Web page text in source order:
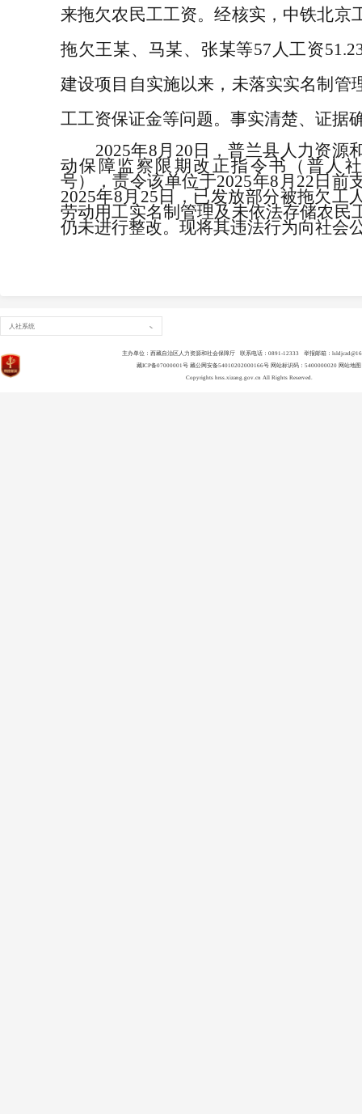
来拖欠农民工工资。经核实，中铁北京
拖欠王某、马某、张某等57 人工资
建设项目自实施以来，未落实实名制管
工工资保证金等问题。事实清楚、证据
2025年8 月 20 日，普兰县人力资源
动保障监察限期改正指令书（普人
号），责令该单位于2025年8 月 22 日前
2025年8 月 25 日，已发放部分被拖欠工
劳动用工实名制管理及未依法存储农民
仍未进行整改。现将其违法行为向社会
人社系统
主办单位：西藏自治区人力资源和社会保障厅 联系电话：0891-12333 举报邮箱：
藏ICP备07000001号 藏公网安备54010202000166号 网站标识码：5400000020 网站地图
Copyrights hrss.xizang.gov.cn All Rights Reserved.